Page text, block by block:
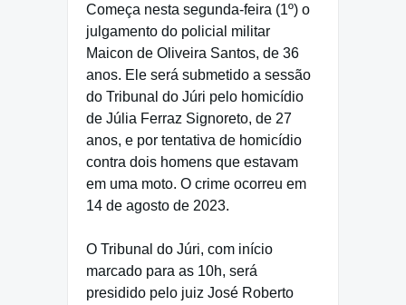
Começa nesta segunda-feira (1º) o
julgamento do policial militar
Maicon de Oliveira Santos, de 36
anos. Ele será submetido a sessão
do Tribunal do Júri pelo homicídio
de Júlia Ferraz Signoreto, de 27
anos, e por tentativa de homicídio
contra dois homens que estavam
em uma moto. O crime ocorreu em
14 de agosto de 2023.
O Tribunal do Júri, com início
marcado para as 10h, será
presidido pelo juiz José Roberto